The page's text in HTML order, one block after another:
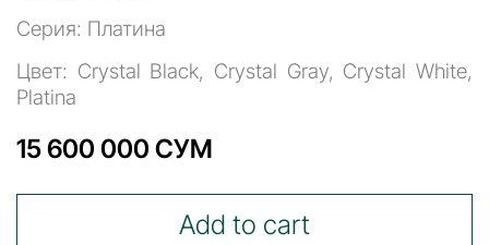
Серия: Платина
Цвет: Crystal Black, Crystal Gray, Crystal White,
Platina
15 600 000 СУМ
Add to cart